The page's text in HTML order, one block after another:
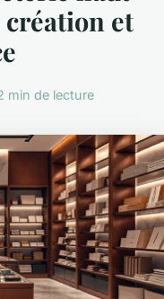
création et
min de lecture